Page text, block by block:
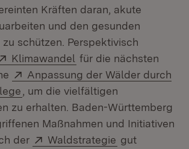
Kräften daran, akute
und den gesunden
schützen. Perspektivisch
Extern:
Klimawandel (Öffnet in neuem
für die nächsten
Extern:
Anpassung der Wälder durch
(Öffnet in neuem Fenster)
, um die vielfältigen
zu erhalten. Baden-Württemberg
Maßnahmen und Initiativen
der
Extern:
Waldstrategie (Öffnet in
gut